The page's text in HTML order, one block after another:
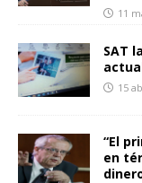
11
SAT
15
“El
en